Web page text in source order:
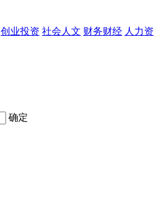
创业投资 社会人文 财务财经 人力资
确定